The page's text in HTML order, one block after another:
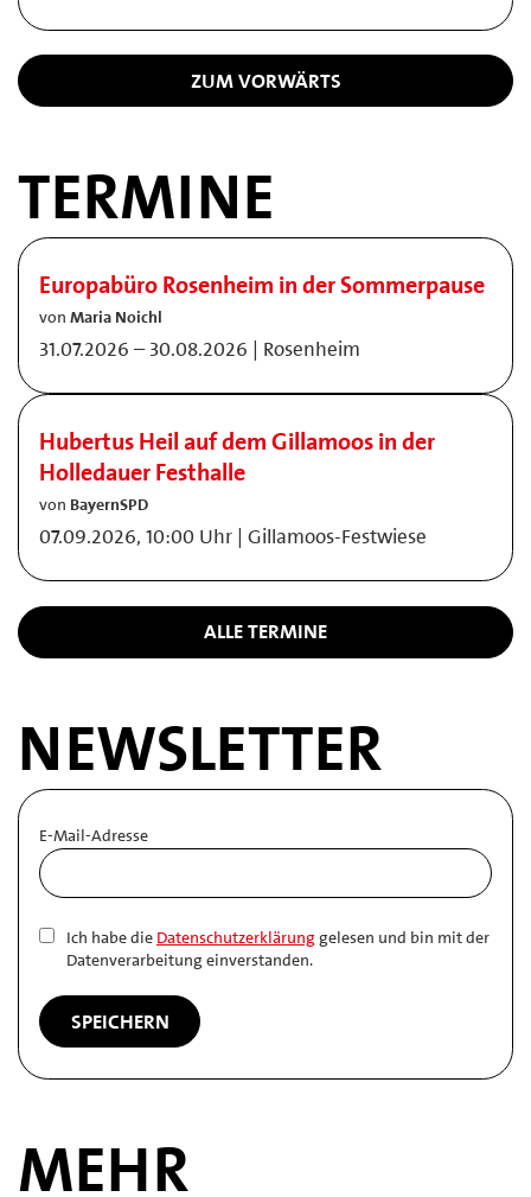
ZUM VORWÄRTS
TERMINE
Europabüro Rosenheim in der Sommerpause
von Maria Noichl
31.07.2026 – 30.08.2026 | Rosenheim
Hubertus Heil auf dem Gillamoos in der
Holledauer Festhalle
von BayernSPD
07.09.2026, 10:00 Uhr | Gillamoos-Festwiese
ALLE TERMINE
NEWSLETTER
E-Mail-Adresse
Ich habe die Datenschutzerklärung gelesen und bin mit der
Datenverarbeitung einverstanden.
MEHR